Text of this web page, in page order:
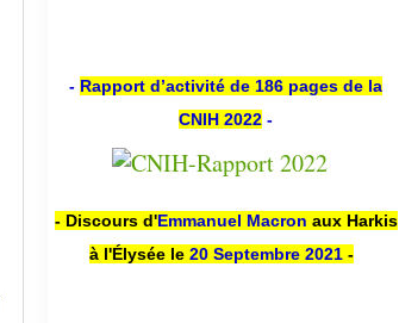
- Rapport d’activité de 186 pages de la
CNIH 2022 -
- Discours d'Emmanuel Macron aux Harkis
à l'Élysée le 20 Septembre 2021 -